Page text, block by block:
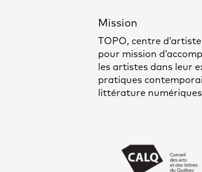
Mission
TOPO, centre
pour mission
les artistes dans leur
pratiques
littérature